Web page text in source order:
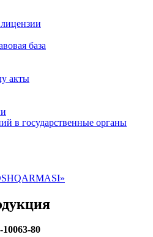
база
акты
в государственные органы
80